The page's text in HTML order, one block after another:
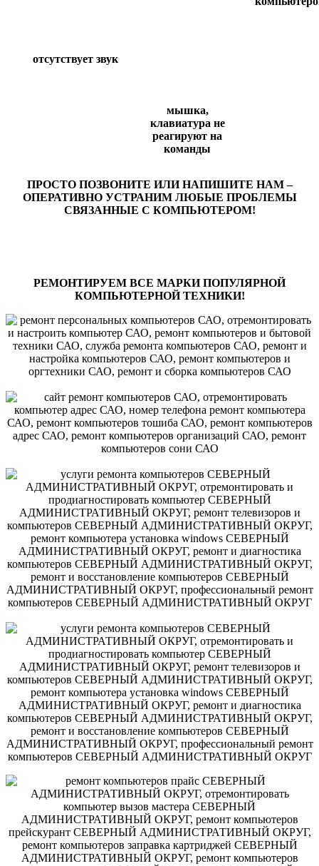
отсутствует звук
мышка,
клавиатура не
реагируют на
команды
ПРОСТО ПОЗВОНИТЕ ИЛИ НАПИШИТЕ НАМ –
ОПЕРАТИВНО УСТРАНИМ ЛЮБЫЕ ПРОБЛЕМЫ
СВЯЗАННЫЕ С КОМПЬЮТЕРОМ!
РЕМОНТИРУЕМ ВСЕ МАРКИ ПОПУЛЯРНОЙ
КОМПЬЮТЕРНОЙ ТЕХНИКИ!